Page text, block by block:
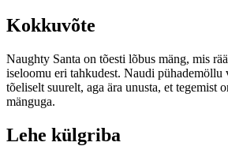
Kokkuvõte
Naughty Santa on tõesti lõbus mäng, mis
iseloomu eri tahkudest. Naudi pühademöllu
tõeliselt suurelt, aga ära unusta, et tegemist
mänguga.
Lehe külgriba